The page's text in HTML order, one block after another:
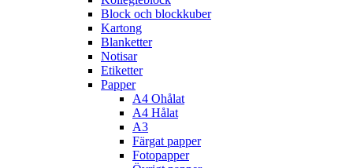
Block och blockkuber
Kartong
Blanketter
Notisar
Etiketter
Papper
A4 Ohålat
A4 Hålat
A3
Färgat papper
Fotopapper